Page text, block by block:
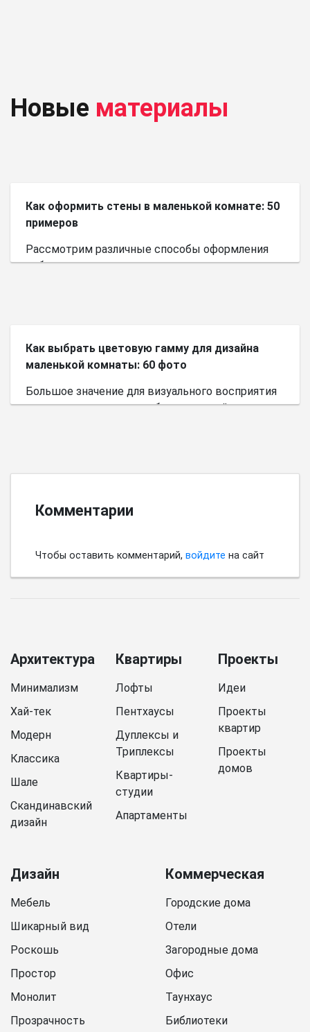
Новые материалы
Как оформить стены в маленькой комнате: 50
примеров
Рассмотрим различные способы оформления
небольшого пространства.
Как выбрать цветовую гамму для дизайна
маленькой комнаты: 60 фото
Большое значение для визуального восприятия
пространства имеет выбор цветовой палитры.
Комментарии
Чтобы оставить комментарий, войдите на сайт
Архитектура
Минимализм
Хай-тек
Модерн
Классика
Шале
Скандинавский
дизайн
Квартиры
Лофты
Пентхаусы
Дуплексы и
Триплексы
Квартиры-
студии
Апартаменты
Проекты
Идеи
Проекты
квартир
Проекты
домов
Дизайн
Мебель
Шикарный вид
Роскошь
Простор
Монолит
Прозрачность
Коммерческая
Городские дома
Отели
Загородные дома
Офис
Таунхаус
Библиотеки